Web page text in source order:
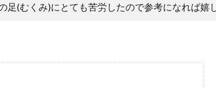
足(むくみ)にとても苦労したので参考になれば嬉